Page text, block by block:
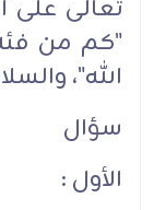
تعالى على
"كم من
الله"،
سؤال
الأول :